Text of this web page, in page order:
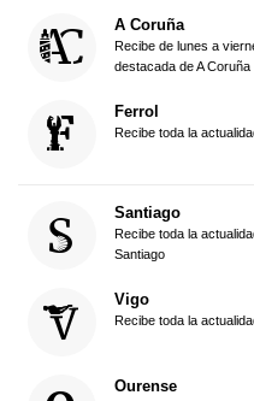
A Coruña
Recibe de lunes a
destacada de A Coruña
Ferrol
Recibe toda la
Santiago
Recibe toda la
Santiago
Vigo
Recibe toda la
Ourense